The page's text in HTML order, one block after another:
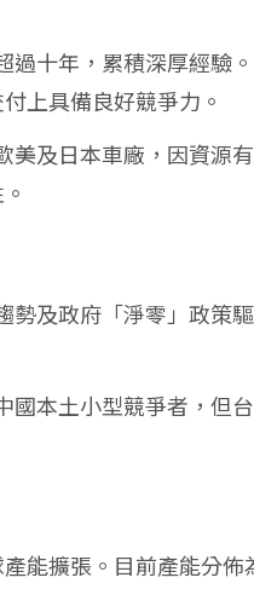
過十年，累積深厚經驗
上具備良好競爭力。
美及日本車廠，因資源
勢及政府「淨零」政策
國本土小型競爭者，但
能擴張。目前產能分佈